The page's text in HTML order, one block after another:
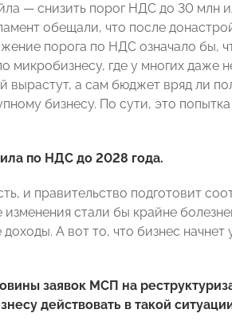
— снизить порог НДС до 30 млн
обещали, что после
порога по НДС означало бы,
микробизнесу, где у многих даже
вырастут, а сам бюджет вряд ли
бизнесу. По сути, это
по НДС до 2028 года.
и правительство подготовит
изменения стали бы крайне
А вот то, что бизнес
заявок МСП на
действовать в такой